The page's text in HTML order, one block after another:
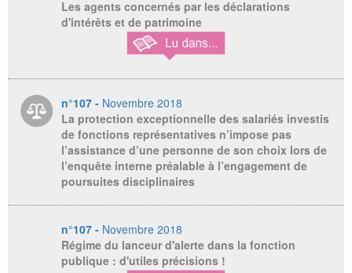
Les agents concernés par les déclarations
d'intérêts et de patrimoine
n°107 - Novembre 2018
La protection exceptionnelle des salariés investis
de fonctions représentatives n’impose pas
l’assistance d’une personne de son choix lors de
l’enquête interne préalable à l’engagement de
poursuites disciplinaires
n°107 - Novembre 2018
Régime du lanceur d'alerte dans la fonction
publique : d'utiles précisions !